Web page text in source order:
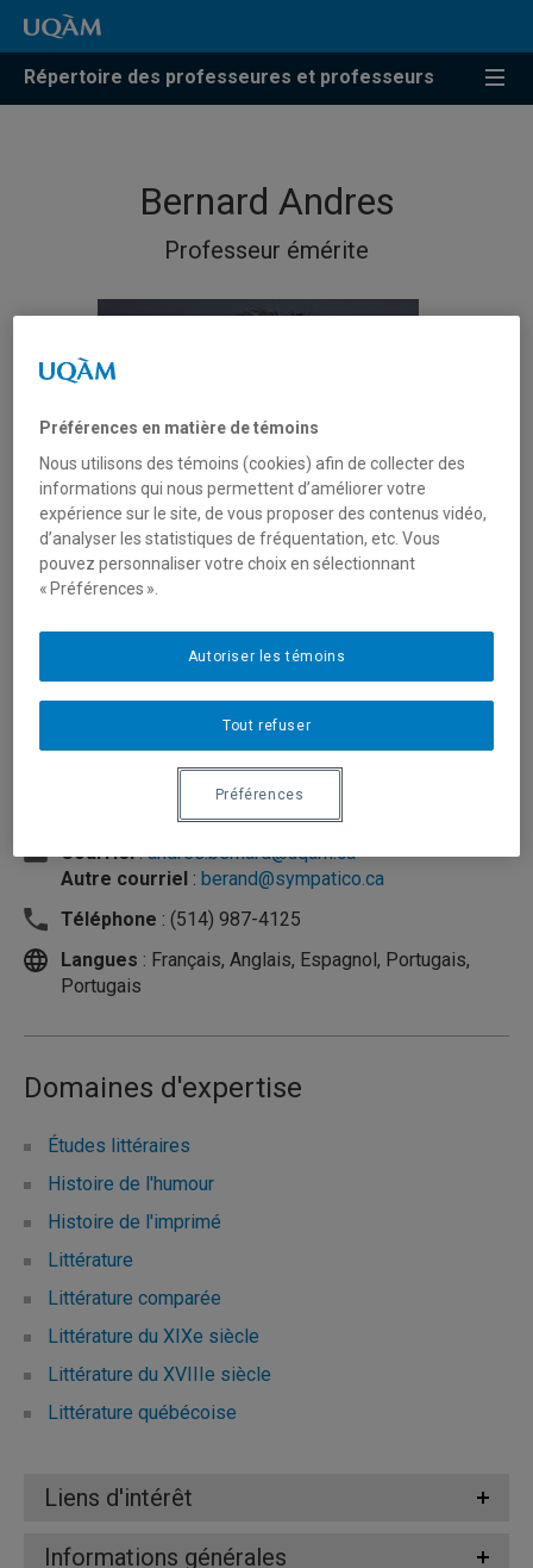
Répertoire des professeures et professeurs
Bernard Andres
Professeur émérite
Département d'études littéraires
Courriel:andres.bernard@uqam.ca
Autre courriel : berand@sympatico.ca
Téléphone : (514) 987-4125
Langues : Français, Anglais, Espagnol, Portugais,
Portugais
Domaines d'expertise
Études littéraires
Histoire de l'humour
Histoire de l'imprimé
Littérature
Littérature comparée
Littérature du XIXe siècle
Littérature du XVIIIe siècle
Littérature québécoise
Liens d'intérêt
Informations générales
Préférences en matière de témoins
Nous utilisons des témoins (cookies) afin de collecter des
informations qui nous permettent d’améliorer votre
expérience sur le site, de vous proposer des contenus vidéo,
d’analyser les statistiques de fréquentation, etc. Vous
pouvez personnaliser votre choix en sélectionnant
« Préférences ».
Tout refuser
Autoriser les témoins
Préférences